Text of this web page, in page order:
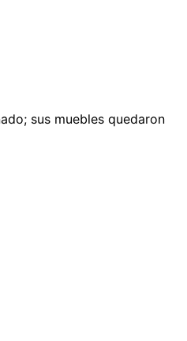
sus muebles quedaron